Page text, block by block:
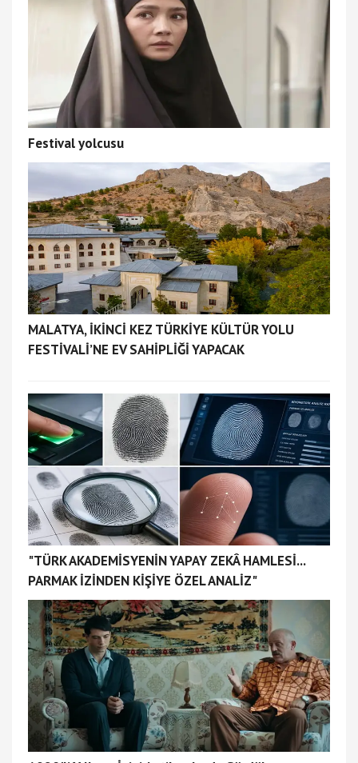
Festival yolcusu
MALATYA, İKİNCİ KEZ TÜRKİYE KÜLTÜR YOLU
FESTİVALİ’NE EV SAHİPLİĞİ YAPACAK
"TÜRK AKADEMİSYENİN YAPAY ZEKÂ HAMLESİ...
PARMAK İZİNDEN KİŞİYE ÖZEL ANALİZ"